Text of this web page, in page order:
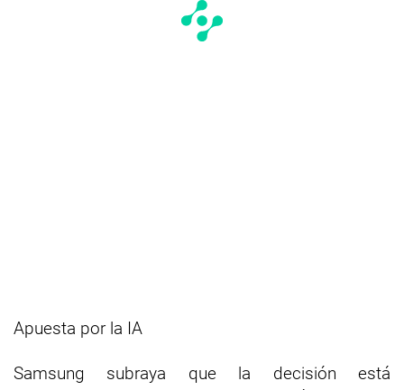
Apuesta por la IA
Samsung subraya que la decisión está